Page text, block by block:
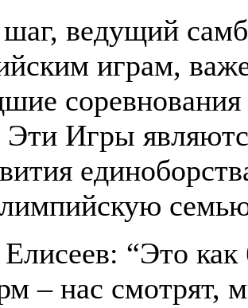
ведущий
играм,
соревнования
Эти Игры
“Это
– нас смотрят,